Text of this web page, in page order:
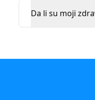
Da li su moji